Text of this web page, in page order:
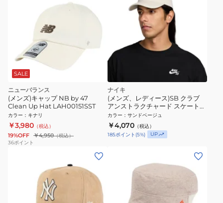
SALE
ニューバランス
(メンズ)キャップ NB by 47
Clean Up Hat LAH00151SST
カラー ： キナリ
￥3,980 （税込）
19%OFF ￥4,950（税込）
36ポイント
ナイキ
(メンズ、レディース)SB クラブ
アンストラクチャード スケートボ
ード キャップ HF7278-072
カラー ： サンドベージュ
￥4,070 （税込）
185ポイント (5%) UP